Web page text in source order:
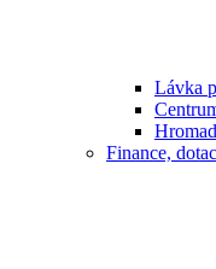
Lávka
Finance,